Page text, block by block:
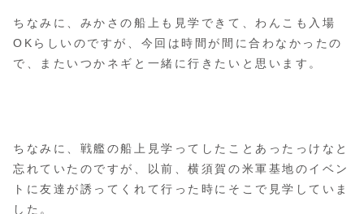
ちなみに、みかさの船上も見学できて、わんこも入場
OKらしいのですが、今回は時間が間に合わなかったの
で、またいつかネギと一緒に行きたいと思います。
ちなみに、戦艦の船上見学ってしたことあったっけなと
忘れていたのですが、以前、横須賀の米軍基地のイベン
トに友達が誘ってくれて行った時にそこで見学していま
した。